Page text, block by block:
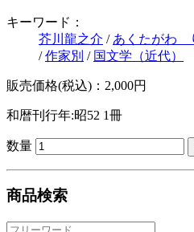
キーワード：
芥川龍之介 / あくたがわ
/作家別 / 国文学（近代）
販売価格(税込)：2,000円
和暦刊行年:昭52 1冊
数量
商品検索